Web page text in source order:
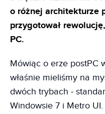
o różnej architekturze
przygotował
PC.
Mówiąc o erze postPC
właśnie mieliśmy na
dwóch trybach -
Windowsie 7 i Metro